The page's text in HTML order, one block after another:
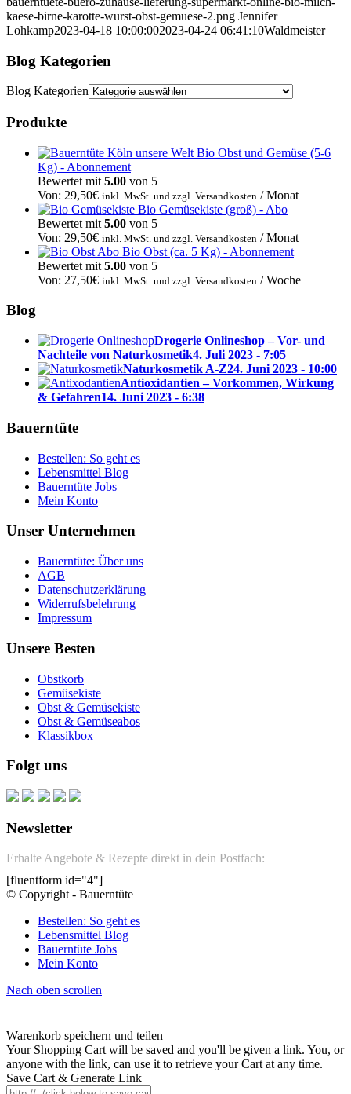
kaese-birne-karotte-wurst-obst-gemuese-2.png Jennifer
Lohkamp2023-04-18 10:00:002023-04-24 06:41:10Waldmeister
Blog Kategorien
Blog Kategorien
Produkte
Bio Obst und Gemüse (5-6
Kg) - Abonnement
Bewertet mit 5.00 von 5
Von: 29,50€ inkl. MwSt. und zzgl. Versandkosten / Monat
Bio Gemüsekiste (groß) - Abo
Bewertet mit 5.00 von 5
Von: 29,50€ inkl. MwSt. und zzgl. Versandkosten / Monat
Bio Obst (ca. 5 Kg) - Abonnement
Bewertet mit 5.00 von 5
Von: 27,50€ inkl. MwSt. und zzgl. Versandkosten / Woche
Blog
Drogerie Onlineshop – Vor- und
Nachteile von Naturkosmetik4. Juli 2023 - 7:05
Naturkosmetik A-Z24. Juni 2023 - 10:00
Antioxidantien – Vorkommen, Wirkung
& Gefahren14. Juni 2023 - 6:38
Bauerntüte
Bestellen: So geht es
Lebensmittel Blog
Bauerntüte Jobs
Mein Konto
Unser Unternehmen
Bauerntüte: Über uns
AGB
Datenschutzerklärung
Widerrufsbelehrung
Impressum
Unsere Besten
Obstkorb
Gemüsekiste
Obst & Gemüsekiste
Obst & Gemüseabos
Klassikbox
Folgt uns
Newsletter
Erhalte Angebote & Rezepte direkt in dein Postfach:
[fluentform id="4"]
© Copyright - Bauerntüte
Bestellen: So geht es
Lebensmittel Blog
Bauerntüte Jobs
Mein Konto
Nach oben scrollen
Warenkorb speichern und teilen
Your Shopping Cart will be saved and you'll be given a link. You, or
anyone with the link, can use it to retrieve your Cart at any time.
Save Cart & Generate Link